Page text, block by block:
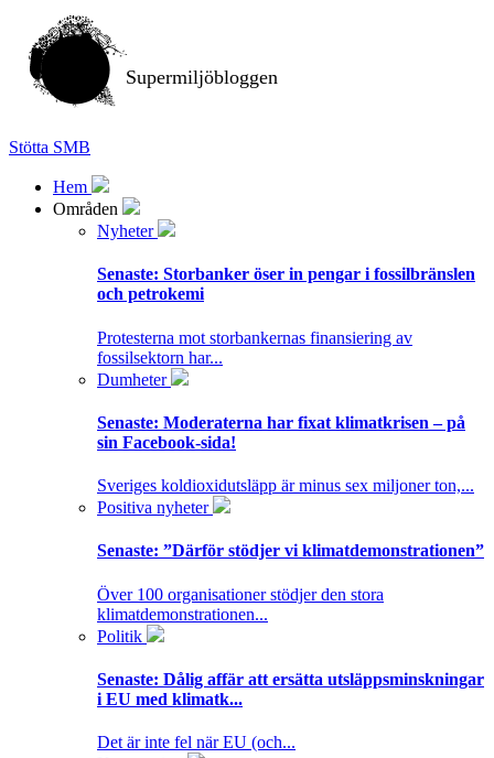
Supermiljöbloggen
Stötta SMB
Hem
Områden
Nyheter
Senaste: Storbanker öser in pengar i fossilbränslen
och petrokemi
Protesterna mot storbankernas finansiering av
fossilsektorn har...
Dumheter
Senaste: Moderaterna har fixat klimatkrisen – på
sin Facebook-sida!
Sveriges koldioxidutsläpp är minus sex miljoner ton,...
Positiva nyheter
Senaste: ”Därför stödjer vi klimatdemonstrationen”
Över 100 organisationer stödjer den stora
klimatdemonstrationen...
Politik
Senaste: Dålig affär att ersätta utsläppsminskningar
i EU med klimatk...
Det är inte fel när EU (och...